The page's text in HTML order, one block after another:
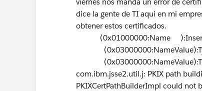
dice la gente de TI aqui en mi
obtener estos certificados.
(0x01000000:Name
(0x03000000:NameValue):Text
com.ibm.jsse2.util.j: PKIX path
PKIXCertPathBuilderImpl could not